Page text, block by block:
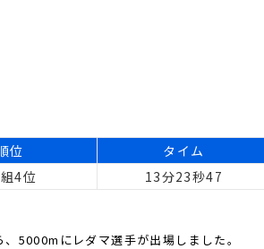
位
タイム
4位 13分23秒47
5000mにレダマ選手が出場しました。